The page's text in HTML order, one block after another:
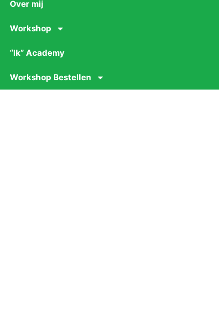
Over mij
Workshop
“Ik” Academy
Workshop Bestellen